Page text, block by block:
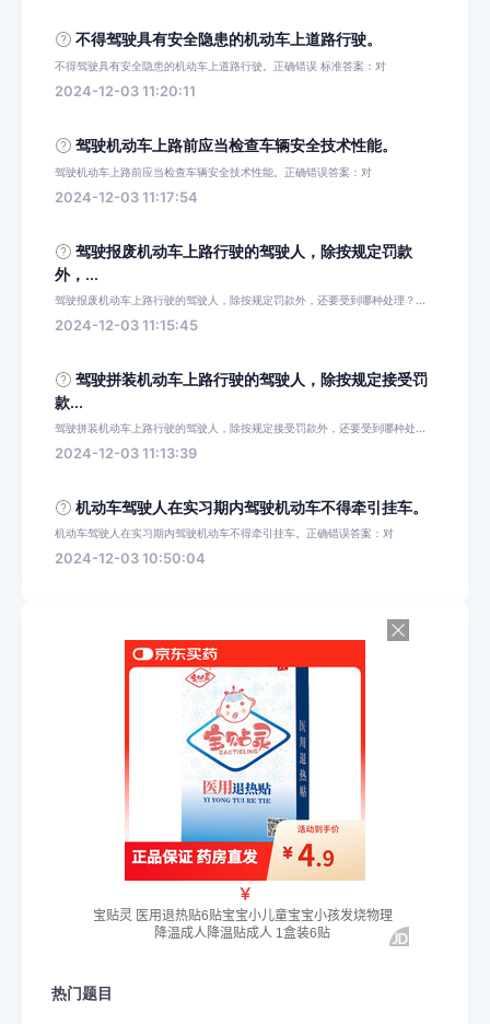
不得驾驶具有安全隐患的机动车上道路行驶。
不得驾驶具有安全隐患的机动车上道路行驶。正确错误 标准答案：对
2024-12-03 11:20:11
驾驶机动车上路前应当检查车辆安全技术性能。
驾驶机动车上路前应当检查车辆安全技术性能。正确错误答案：对
2024-12-03 11:17:54
驾驶报废机动车上路行驶的驾驶人，除按规定罚款
外，...
驾驶报废机动车上路行驶的驾驶人，除按规定罚款外，还要受到哪种处理？...
2024-12-03 11:15:45
驾驶拼装机动车上路行驶的驾驶人，除按规定接受罚
款...
驾驶拼装机动车上路行驶的驾驶人，除按规定接受罚款外，还要受到哪种处...
2024-12-03 11:13:39
机动车驾驶人在实习期内驾驶机动车不得牵引挂车。
机动车驾驶人在实习期内驾驶机动车不得牵引挂车。正确错误答案：对
2024-12-03 10:50:04
热门题目